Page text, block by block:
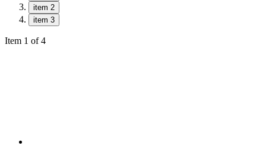
item 2
item 3
Item 1 of 4